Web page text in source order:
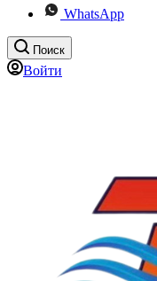
WhatsApp
Поиск
Войти